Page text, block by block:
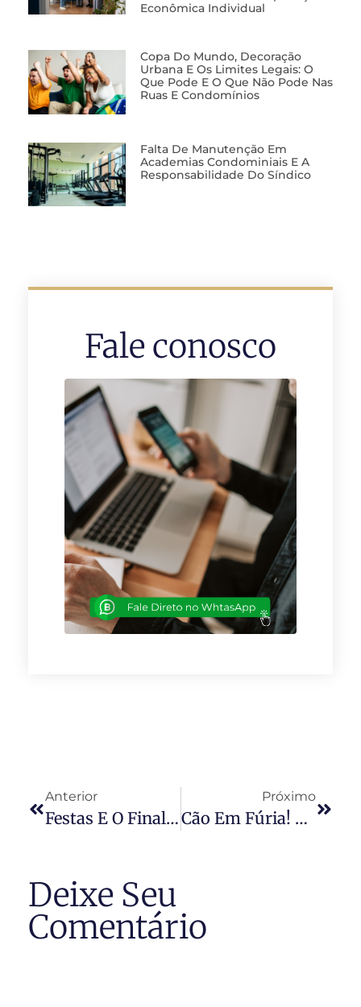
Econômica Individual
Copa Do Mundo, Decoração
Urbana E Os Limites Legais: O
Que Pode E O Que Não Pode Nas
Ruas E Condomínios
Falta De Manutenção Em
Academias Condominiais E A
Responsabilidade Do Síndico
Fale conosco
Anterior
Festas E O Final De Ano Nos Condomínios
Próximo
Cão Em Fúria! Família Vive Momentos De Terror Com Ataque
Deixe Seu
Comentário